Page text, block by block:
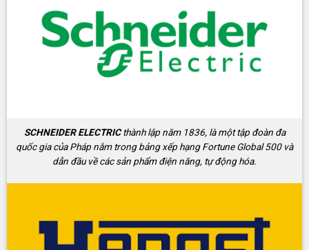
SCHNEIDER ELECTRICthành lập năm 1836, là một tập đoàn đa
quốc gia của Pháp nằm trong bảng xếp hạng Fortune Global 500 và
dẫn đầu về các sản phẩm điện năng, tự động hóa.